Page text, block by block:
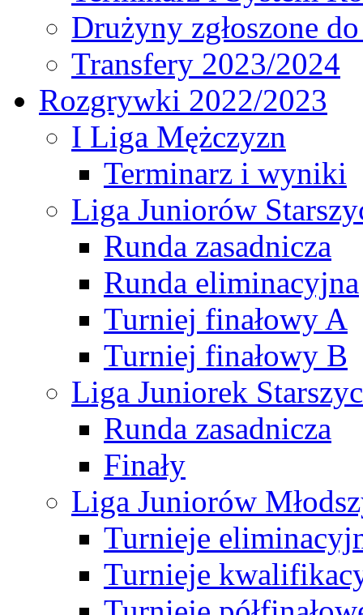
Drużyny zgłoszone
Transfery 2023/2024
Rozgrywki 2022/2023
I Liga Mężczyzn
Terminarz i wyniki
Liga Juniorów
Runda zasadnicza
Runda eliminacyjna
Turniej finałowy A
Turniej finałowy B
Liga Juniorek
Runda zasadnicza
Finały
Liga Juniorów
Turnieje
Turnieje